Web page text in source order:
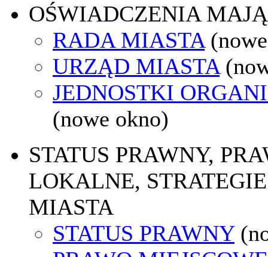
OŚWIADCZENIA
RADA MIASTA
URZĄD MIASTA
JEDNOSTKI
(nowe okno)
STATUS PRAWNY,
LOKALNE,
MIASTA
STATUS PRAWNY